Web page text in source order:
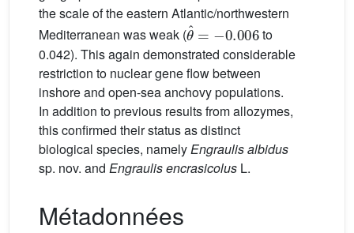
the scale of the eastern Atlantic/northwestern
Mediterranean was weak (
θˆ=−0.006
to
0.042). This again demonstrated considerable
restriction to nuclear gene flow between
inshore and open-sea anchovy populations.
In addition to previous results from allozymes,
this confirmed their status as distinct
biological species, namelyEngraulis albidus
sp. nov. and Engraulis encrasicolus L.
Métadonnées